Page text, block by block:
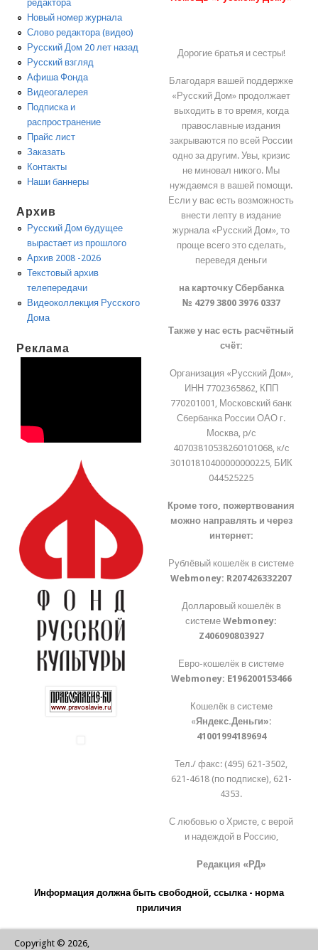
редактора
Новый номер журнала
Слово редактора (видео)
Русский Дом 20 лет назад
Русский взгляд
Афиша Фонда
Видеогалерея
Подписка и
распространение
Прайс лист
Заказать
Контакты
Наши баннеры
Архив
Русский Дом будущее
вырастает из прошлого
Архив 2008 -2026
Текстовый архив
телепередачи
Видеоколлекция Русского
Дома
Реклама
Дорогие братья и сестры!
Благодаря вашей поддержке
«Русский Дом» продолжает
выходить в то время, когда
православные издания
закрываются по всей России
одно за другим. Увы, кризис
не миновал никого. Мы
нуждаемся в вашей помощи.
Если у вас есть возможность
внести лепту в издание
журнала «Русский Дом», то
проще всего это сделать,
переведя деньги
на карточку Сбербанка
№ 4279 3800 3976 0337
Также у нас есть расчётный
счёт:
Организация «Русский Дом»,
ИНН 7702365862, КПП
770201001, Московский банк
Сбербанка России ОАО г.
Москва, р/с
40703810538260101068, к/с
30101810400000000225, БИК
044525225
Кроме того, пожертвования
можно направлять и через
интернет:
Рублёвый кошелёк в системе
Webmoney: R207426332207
Долларовый кошелёк в
системеWebmoney:
Z406090803927
Евро-кошелёк в системе
Webmoney: E196200153466
Кошелёк в системе
«Яндекс.Деньги»:
41001994189694
Тел./ факс: (495) 621-3502,
621-4618 (по подписке), 621-
4353.
С любовью о Христе, с верой
и надеждой в Россию,
Редакция «РД»
Информация должна быть свободной, ссылка - норма
приличия
Copyright © 2026,